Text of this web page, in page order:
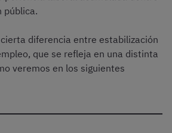
pública.
diferencia entre estabilización
que se refleja en una distinta
veremos en los siguientes